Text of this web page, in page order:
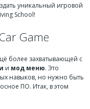
уникальный игровой
School!
Game
более захватывающей с
и мод меню. Это
навыков, но нужно быть
ПО. Итак, в этом